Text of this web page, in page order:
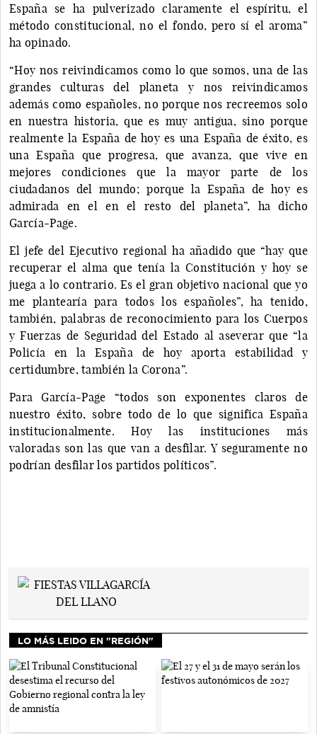
España se ha pulverizado claramente el espíritu, el
método constitucional, no el fondo, pero sí el aroma”
ha opinado.
“Hoy nos reivindicamos como lo que somos, una de las
grandes culturas del planeta y nos reivindicamos
además como españoles, no porque nos recreemos solo
en nuestra historia, que es muy antigua, sino porque
realmente la España de hoy es una España de éxito, es
una España que progresa, que avanza, que vive en
mejores condiciones que la mayor parte de los
ciudadanos del mundo; porque la España de hoy es
admirada en el en el resto del planeta”, ha dicho
García-Page.
El jefe del Ejecutivo regional ha añadido que “hay que
recuperar el alma que tenía la Constitución y hoy se
juega a lo contrario. Es el gran objetivo nacional que yo
me plantearía para todos los españoles”, ha tenido,
también, palabras de reconocimiento para los Cuerpos
y Fuerzas de Seguridad del Estado al aseverar que “la
Policía en la España de hoy aporta estabilidad y
certidumbre, también la Corona”.
Para García-Page “todos son exponentes claros de
nuestro éxito, sobre todo de lo que significa España
institucionalmente. Hoy las instituciones más
valoradas son las que van a desfilar. Y seguramente no
podrían desfilar los partidos políticos”.
LO MÁS LEIDO EN "REGIÓN"